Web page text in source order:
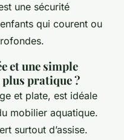
une sécurité
qui courent ou
et une simple
pratique ?
et plate, est idéale
mobilier aquatique.
surtout d’assise.